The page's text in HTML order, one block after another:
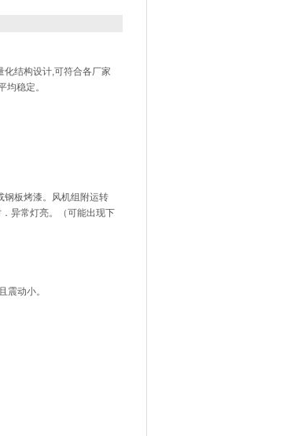
结构设计,可符合各厂家
稳定。
钢板烤漆。风机组附运转
异常灯亮。（可能出现下
震动小。